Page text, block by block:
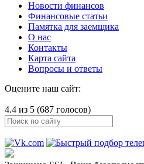
Новости финансов
Финансовые статьи
Памятка для заемщика
О нас
Контакты
Карта сайта
Вопросы и ответы
Оцените наш сайт:
4.4 из 5 (687 голосов)